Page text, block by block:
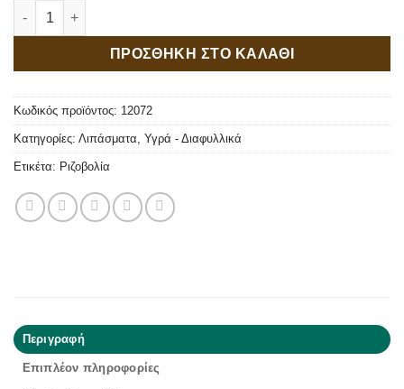
Bioradicante Ενεργοποιητής Ριζοβολίας ποσότητα
ΠΡΟΣΘΗΚΗ ΣΤΟ ΚΑΛΑΘΙ
Κωδικός προϊόντος: 12072
Κατηγορίες: Λιπάσματα, Υγρά - Διαφυλλικά
Ετικέτα: Ριζοβολία
Περιγραφή
Επιπλέον πληροφορίες